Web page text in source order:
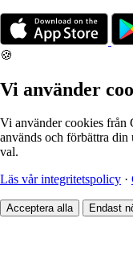
🍪
Vi använder
Vi använder cookies från
används och förbättra
val.
Läs vår integritetspolicy ·
Acceptera alla Endast